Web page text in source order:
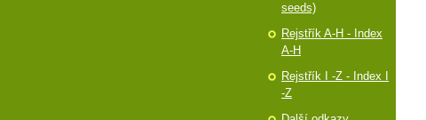
seeds)
Rejstřík A-H - Index
A-H
Rejstřík I -Z - Index I
-Z